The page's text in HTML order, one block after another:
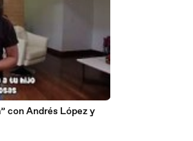
con Andrés López y